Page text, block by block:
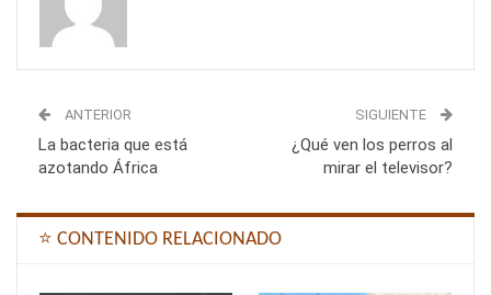
ANTERIOR
La bacteria que está
azotando África
SIGUIENTE
¿Qué ven los perros al
mirar el televisor?
⭐ CONTENIDO RELACIONADO